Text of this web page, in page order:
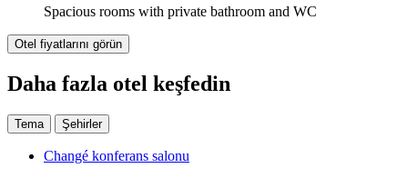
Spacious rooms with private bathroom and WC
Otel fiyatlarını görün
Daha fazla otel keşfedin
Tema Şehirler
Changé konferans salonu